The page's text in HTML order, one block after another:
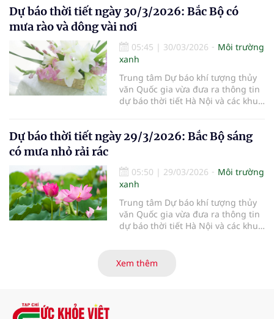
Dự báo thời tiết ngày 30/3/2026: Bắc Bộ có
mưa rào và dông vài nơi
05:45 | 30/03/2026
Môi trường
xanh
Trung tâm Dự báo khí tượng thủy
văn Quốc gia vừa đưa ra thông tin
dự báo thời tiết Hà Nội và các khu
Dự báo thời tiết ngày 29/3/2026: Bắc Bộ sáng
có mưa nhỏ rải rác
05:50 | 29/03/2026
Môi trường
xanh
Trung tâm Dự báo khí tượng thủy
văn Quốc gia vừa đưa ra thông tin
dự báo thời tiết Hà Nội và các khu
Xem thêm